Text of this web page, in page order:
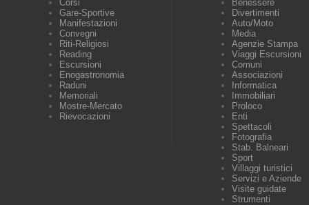
Corsi
Gare-Sportive
Manifestazioni
Convegni
Riti-Religiosi
Reading
Escursioni
Enogastronomia
Raduni
Memoriali
Mostre-Mercato
Rievocazioni
Benessere
Divertimenti
Auto/Moto
Media
Agenzie Stampa
Viaggi Escursioni
Comuni
Associazioni
Informatica
Immobiliari
Proloco
Enti
Spettacoli
Fotografia
Stab. Balneari
Sport
Villaggi turistici
Servizi e Aziende
Visite guidate
Strumenti